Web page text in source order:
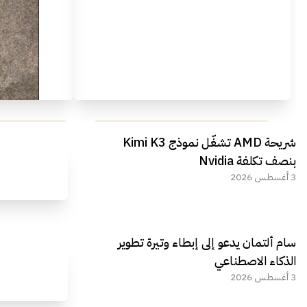
مراجعة شاملة لعملاق الألعاب
الجديد REDMAGIC 11 AIR
شريحة AMD تشغّل نموذج Kimi K3
بنصف تكلفة Nvidia
3 أغسطس 2026
سام ألتمان يدعو إلى إبطاء وتيرة تطوير
الذكاء الاصطناعي
3 أغسطس 2026